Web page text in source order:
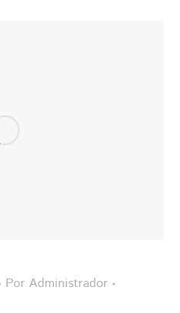
Por Administrador